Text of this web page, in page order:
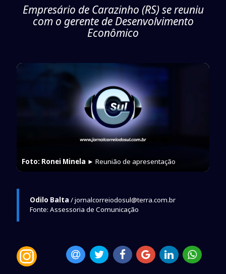
Empresário de Carazinho (RS) se reuniu
com o gerente de Desenvolvimento
Econômico
Foto: Ronei Minela ► Reunião de apresentação
Odilo Balta / jornalcorreiodosul@terra.com.br
Fonte: Assessoria de Comunicação